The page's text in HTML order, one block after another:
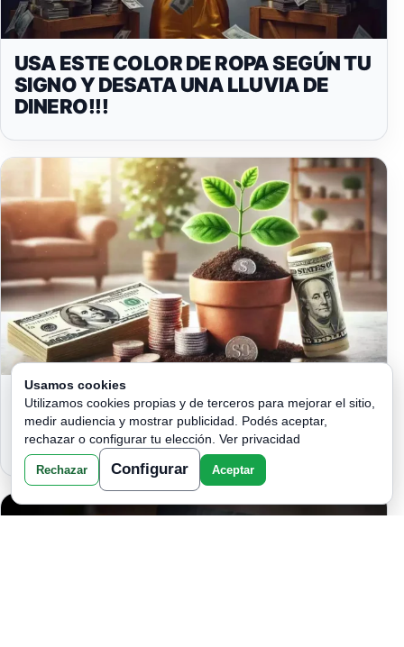
USA ESTE COLOR DE ROPA SEGÚN TU
SIGNO Y DESATA UNA LLUVIA DE
DINERO!!!
DÓNDE COLOCAR LAS MONEDAS
PARA ATRAER ABUNDANCIA Y
PROSPERIDAD
Usamos cookies
Utilizamos cookies propias y de terceros para mejorar el sitio,
medir audiencia y mostrar publicidad. Podés aceptar,
rechazar o configurar tu elección. Ver privacidad
Rechazar Configurar Aceptar